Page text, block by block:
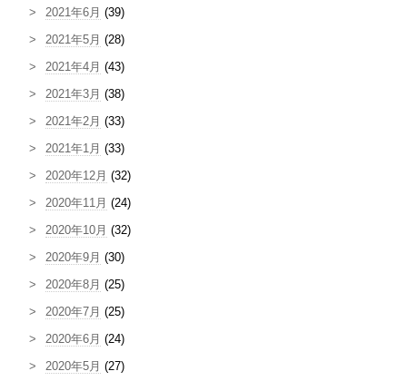
2021年6月 (39)
2021年5月 (28)
2021年4月 (43)
2021年3月 (38)
2021年2月 (33)
2021年1月 (33)
2020年12月 (32)
2020年11月 (24)
2020年10月 (32)
2020年9月 (30)
2020年8月 (25)
2020年7月 (25)
2020年6月 (24)
2020年5月 (27)